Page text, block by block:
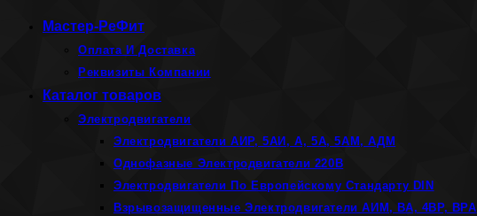
Мастер-РеФит
Оплата И Доставка
Реквизиты Компании
Каталог товаров
Электродвигатели
Электродвигатели АИР, 5АИ, А, 5А, 5АМ, АДМ
Однофазные Электродвигатели 220В
Электродвигатели По Европейскому Стандарту DIN
Взрывозащищенные Электродвигатели АИМ, ВА, 4ВР, ВРА